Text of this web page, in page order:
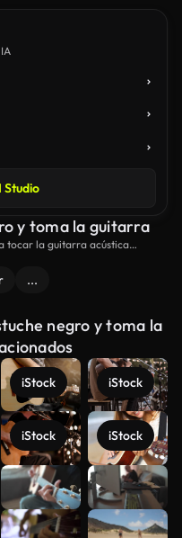
y toma la guitarra
tocar la guitarra acústica
...
negro y toma la
iStock
iStock
iStock
iStock
Ver más